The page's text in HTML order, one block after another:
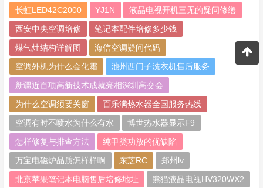
长虹LED42C2000
YJ1N
液晶电视开机三无的疑问修缮
西安中央空调培修
笔记本配件培修多少钱
煤气灶结构详解图
海信空调疑问代码
空调外机为什么会化霜
池州西门子洗衣机售后服务
新疆近百项高新技术成就亮相深圳高交会
为什么空调须要关窗
百乐满热水器全国服务热线
空调有时不喷水为什么有水
博世热水器显示F9
怎样修复与排查方法
纯甲类功放的优缺陷
万宝电磁炉品质怎样样啊
东芝RC
郑州lv
北京苹果笔记本电脑售后培修地址
熊猫液晶电视HV320WX2